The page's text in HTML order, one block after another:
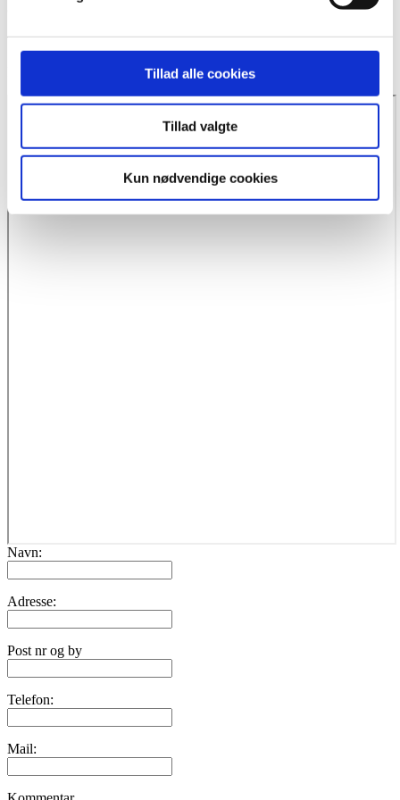
Tillad alle cookies
Tillad valgte
Kun nødvendige cookies
Telefon 97 10 23 00
mail@karupbegravelse.dk
Navn:
Adresse:
Post nr og by
Telefon:
Mail: